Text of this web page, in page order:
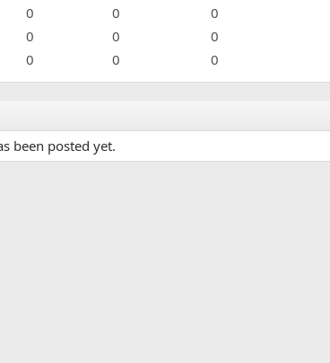
0 0
0
0 0
0
0 0 0
been posted yet.